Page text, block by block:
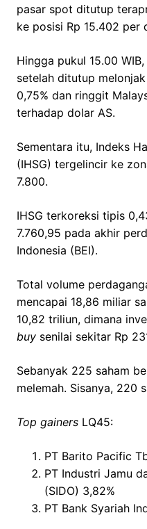
pasar spot ditutup
ke posisi Rp 15.402 per
Hingga pukul 15.00
setelah ditutup
0,75% dan ringgit
terhadap dolar AS.
Sementara itu, Indeks
(IHSG) tergelincir ke
7.800.
IHSG terkoreksi tipis
7.760,95 pada akhir
Indonesia (BEI).
Total volume
mencapai 18,86 miliar
10,82 triliun, dimana
buy senilai sekitar Rp
Sebanyak 225 saham
melemah. Sisanya, 220
Top gainers LQ45:
PT Barito Pacific
PT Industri Jamu
(SIDO) 3,82%
PT Bank Syariah